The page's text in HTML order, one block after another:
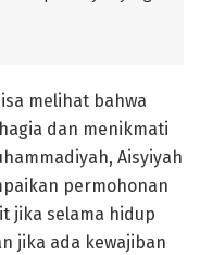
melihat bahwa
dan menikmati
Aisyiyah
permohonan
jika selama hidup
jika ada kewajiban